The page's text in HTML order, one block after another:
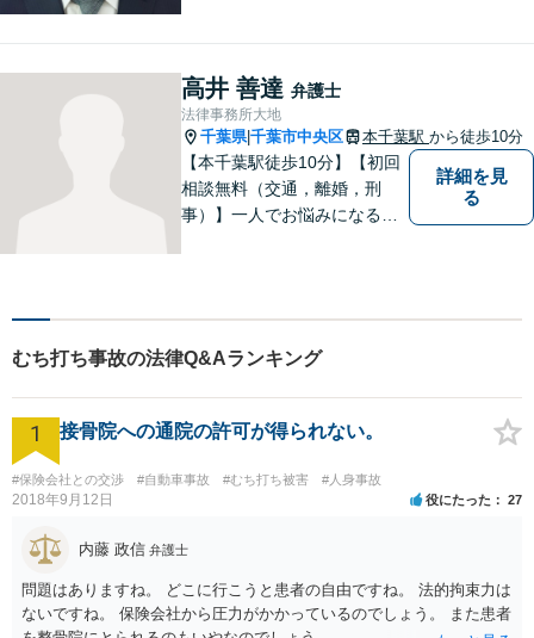
すことを目標に活動を続けて
います。お困りの方はお気軽
にご相談ください。
高井 善達 弁護士
法律事務所大地
千葉県|千葉市中央区 本千葉駅 から徒歩10分
【本千葉駅徒歩10分】【初回
相談無料（交通，離婚，刑
事）】一人でお悩みになる前
よう全力でサポートさせてい
ただきます。【メール24時間
受付】
詳細を見
る
むち打ち事故の法律Q&Aランキング
1 接骨院への通院の許可が得られない。
#保険会社との交渉 #自動車事故 #むち打ち被害 #人身事故
2018年9月12日 役にたった 27
内藤 政信 弁護士
問題はありますね。 どこに行こうと患者の自由ですね。 法的拘束力は
ないですね。 保険会社から圧力がかかっているのでしょう。 また患者